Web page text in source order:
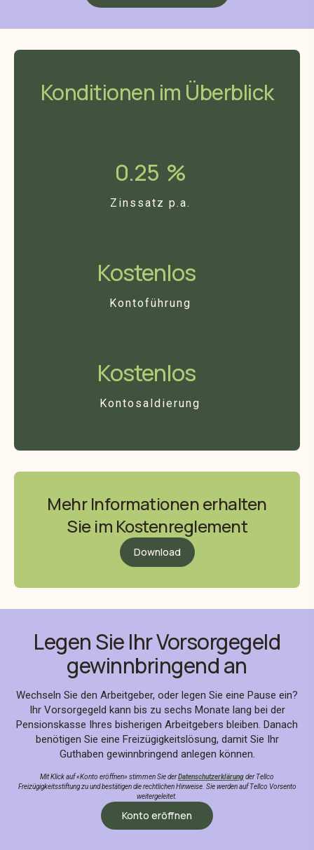
Konditionen im Überblick
0.25 %
Zinssatz p.a.
Kostenlos
Kontoführung
Kostenlos
Kontosaldierung
Mehr Informationen erhalten
Sie im Kostenreglement
Download
Legen Sie Ihr Vorsorgegeld
gewinnbringend an
Wechseln Sie den Arbeitgeber, oder legen Sie eine Pause ein?
Ihr Vorsorgegeld kann bis zu sechs Monate lang bei der
Pensionskasse Ihres bisherigen Arbeitgebers bleiben. Danach
benötigen Sie eine Freizügigkeitslösung, damit Sie Ihr
Guthaben gewinnbringend anlegen können.
Mit Klick auf «Konto eröffnen» stimmen Sie derDatenschutzerklärungder Tellco
Freizügigkeitsstiftung zu und bestätigen die rechtlichen Hinweise. Sie werden auf Tellco Vorsento
weitergeleitet.
Konto eröffnen